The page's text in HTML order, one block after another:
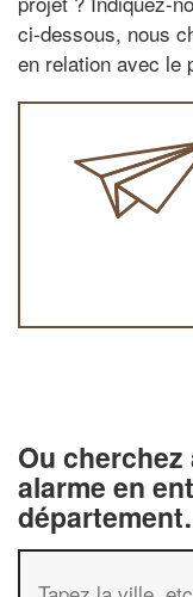
ci-dessous, nous
en relation avec le
Ou
alarme en